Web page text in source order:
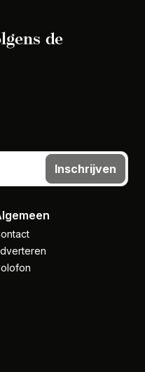
de
Inschrijven